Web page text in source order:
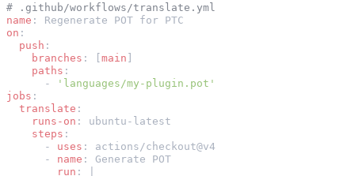
# .github/workflows/translate.yml
name :
Regenerate POT for PTC
on :
push :
branches : [main ]
paths :
-
'languages/my-plugin.pot'
jobs :
translate :
runs-on :
ubuntu-latest
steps :
-
uses :
actions/checkout@v4
-
name :
Generate POT
run :